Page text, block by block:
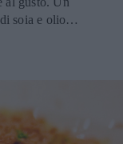
soia e olio
è la regina
di più